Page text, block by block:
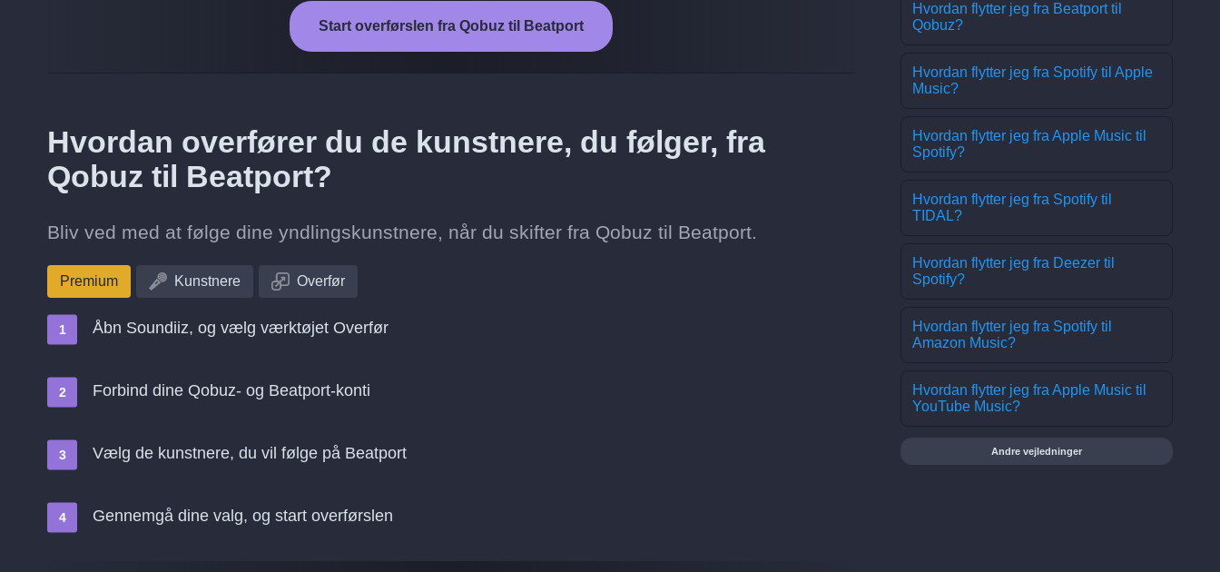
Start overførslen fra Qobuz til Beatport
Hvordan overfører du de kunstnere, du følger, fra
Qobuz til Beatport?
Bliv ved med at følge dine yndlingskunstnere, når du skifter fra Qobuz til Beatport.
Premium Kunstnere Overfør
Åbn Soundiiz, og vælg værktøjet Overfør
Forbind dine Qobuz- og Beatport-konti
Vælg de kunstnere, du vil følge på Beatport
Gennemgå dine valg, og start overførslen
Hvordan flytter jeg fra Beatport til
Qobuz?
Hvordan flytter jeg fra Spotify til Apple
Music?
Hvordan flytter jeg fra Apple Music til
Spotify?
Hvordan flytter jeg fra Spotify til
TIDAL?
Hvordan flytter jeg fra Deezer til
Spotify?
Hvordan flytter jeg fra Spotify til
Amazon Music?
Hvordan flytter jeg fra Apple Music til
YouTube Music?
Andre vejledninger